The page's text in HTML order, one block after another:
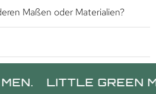
Maßen oder Materialien?
LITTLE GREEN MEN.